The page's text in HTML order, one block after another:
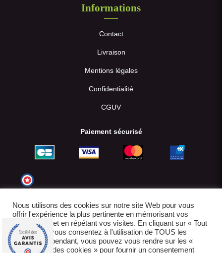
Informations
Contact
Livraison
Mentions légales
Confidentialité
CGUV
Paiement sécurisé
Nous utilisons des cookies sur notre site Web pour vous
offrir l'expérience la plus pertinente en mémorisant vos
préférences et en répétant vos visites. En cliquant sur « Tout
accepter », vous consentez à l'utilisation de TOUS les
cookies. Cependant, vous pouvez vous rendre sur les «
Paramètres des cookies » pour fournir un consentement